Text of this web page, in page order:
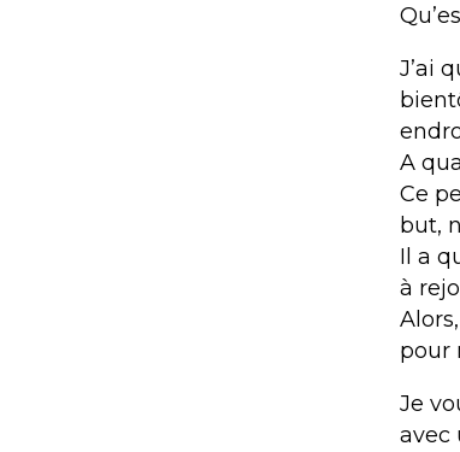
J’ai
A
Ce
but,
Il a
à
pour
Je
avec